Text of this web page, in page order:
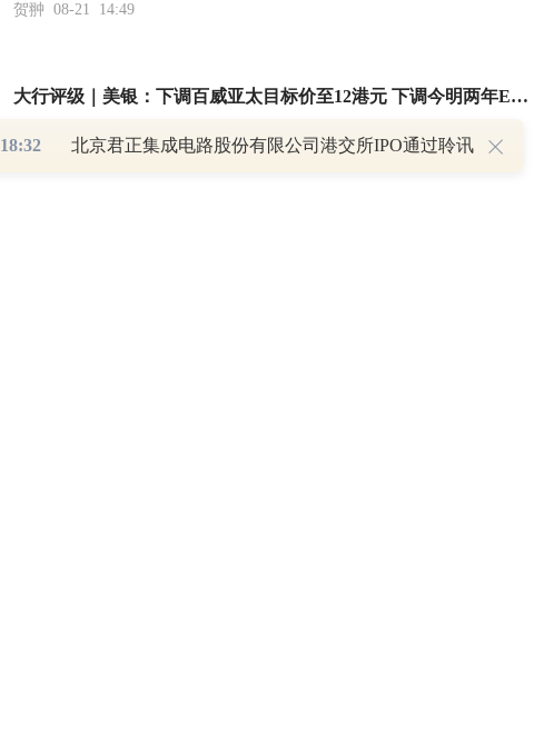
贺翀 08-21 14:49
大行评级｜美银：下调百威亚太目标价至12港元 下调今明两年EBITDA预测
18:32 北京君正集成电路股份有限公司港交所IPO通过聆讯